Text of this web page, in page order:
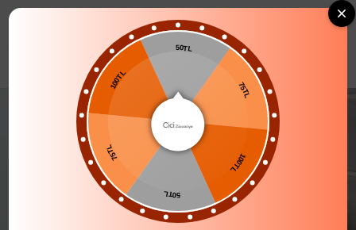
0
BANYO AKSESUARLARI
50TL
75TL
100TL
50TL
75TL
100TL